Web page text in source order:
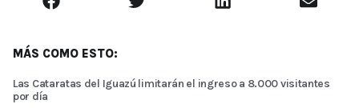
MÁS COMO ESTO:
Las Cataratas del Iguazú limitarán el ingreso a 8.000 visitantes
por día